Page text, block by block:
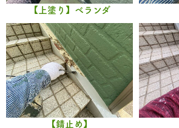
【上塗り】ベランダ
【錆止め】